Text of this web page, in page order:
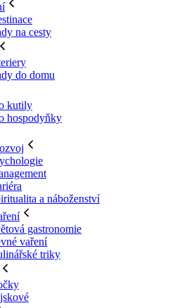
na cesty
do domu
kutily
hospodyňky
a náboženství
gastronomie
vaření
triky